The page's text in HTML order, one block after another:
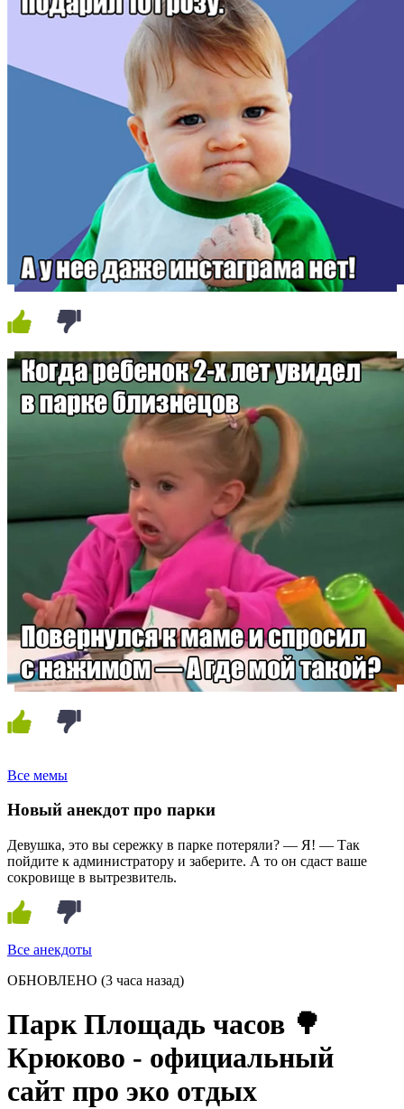
Все мемы
Новый анекдот про парки
Девушка, это вы сережку в парке потеряли? — Я! — Так
пойдите к администратору и заберите. А то он сдаст ваше
сокровище в вытрезвитель.
Все анекдоты
ОБНОВЛЕНО (3 часа назад)
Парк Площадь часов 🌳
Крюково - официальный
сайт про эко отдых